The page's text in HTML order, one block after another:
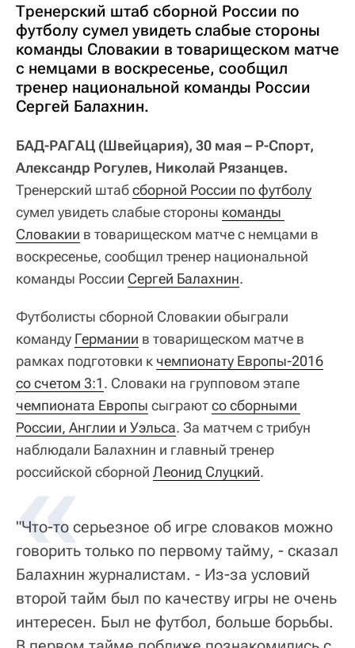
Тренерский штаб сборной России по
футболу сумел увидеть слабые стороны
команды Словакии в товарищеском матче
с немцами в воскресенье, сообщил
тренер национальной команды России
Сергей Балахнин.
БАД-РАГАЦ (Швейцария), 30 мая – Р-Спорт,
Александр Рогулев, Николай Рязанцев.
Тренерский штабсборной России по футболу
сумел увидеть слабые стороны команды
Словакии в товарищеском матче с немцами в
воскресенье, сообщил тренер национальной
команды России Сергей Балахнин.
Футболисты сборной Словакии обыграли
команду Германии в товарищеском матче в
рамках подготовки к чемпионату Европы-2016
со счетом 3:1. Словаки на групповом этапе
чемпионата Европы сыграютсо сборными
России, Англии и Уэльса. За матчем с трибун
наблюдали Балахнин и главный тренер
российской сборной Леонид Слуцкий.
"Что-то серьезное об игре словаков можно
говорить только по первому тайму, - сказал
Балахнин журналистам. - Из-за условий
второй тайм был по качеству игры не очень
интересен. Был не футбол, больше борьбы.